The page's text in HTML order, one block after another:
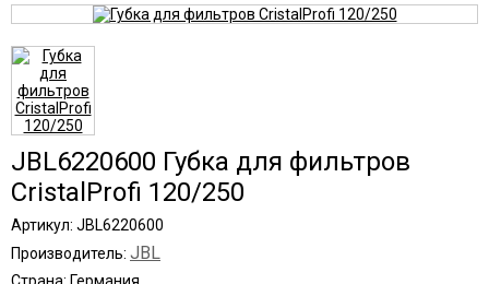
JBL6220600 Губка для фильтров
CristalProfi 120/250
Артикул: JBL6220600
Производитель: JBL